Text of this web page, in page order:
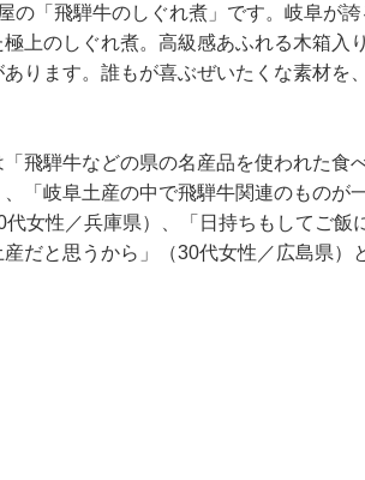
の「飛騨牛のしぐれ煮」です。岐阜が
上のしぐれ煮。高級感あふれる木箱入
ります。誰もが喜ぶぜいたくな素材を
「飛騨牛などの県の名産品を使われた
「岐阜土産の中で飛騨牛関連のものが
代女性／兵庫県）、「日持ちもしてご
だと思うから」（30代女性／広島県）